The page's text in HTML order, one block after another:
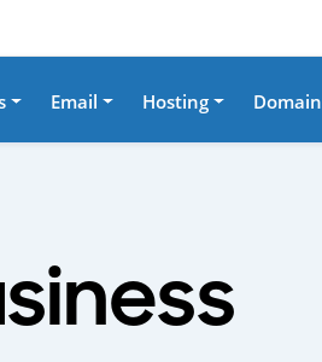
Email Hosting Domain